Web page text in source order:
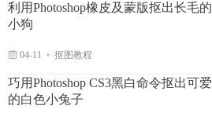
利用Photoshop橡皮及蒙版抠出长毛的
小狗
04-11 抠图教程
巧用Photoshop CS3黑白命令抠出可爱
的白色小兔子